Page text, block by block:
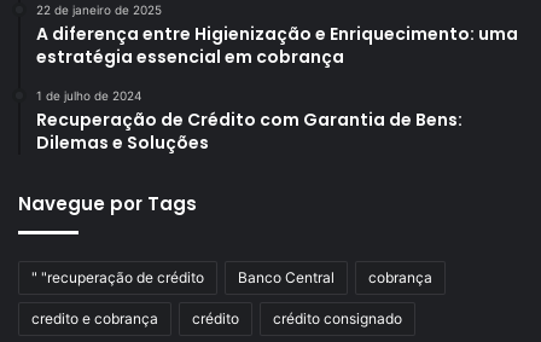
22 de janeiro de 2025
A diferença entre Higienização e Enriquecimento: uma
estratégia essencial em cobrança
1 de julho de 2024
Recuperação de Crédito com Garantia de Bens:
Dilemas e Soluções
Navegue por Tags
" "recuperação de crédito Banco Central cobrança
credito e cobrança crédito crédito consignado